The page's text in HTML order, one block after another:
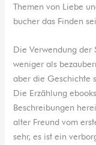
Themen von Liebe
bucher das Finden
Die Verwendung der
weniger als
aber die Geschichte
Die Erzählung
Beschreibungen
alter Freund vom
sehr, es ist ein